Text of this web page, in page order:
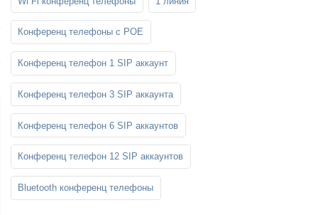
Конференц телефоны с POE
Конференц телефон 1 SIP аккаунт
Конференц телефон 3 SIP аккаунта
Конференц телефон 6 SIP аккаунтов
Конференц телефон 12 SIP аккаунтов
Bluetooth конференц телефоны
Стойки и крепления для панелей и
телевизоров
Демо-комплекты ВКС
Шахтные телефоны
Звукоизоляционные кабины
SFP-модули
3G/4G LTE и ADSL модемы
Мобильные телефоны